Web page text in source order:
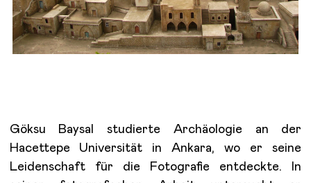
Göksu Baysal studierte Archäologie an der
Hacettepe Universität in Ankara, wo er seine
Leidenschaft für die Fotografie entdeckte. In